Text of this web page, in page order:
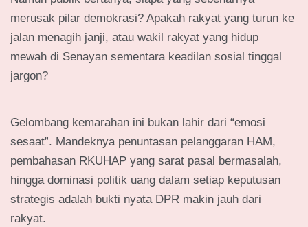
merusak pilar demokrasi? Apakah rakyat yang turun ke
jalan menagih janji, atau wakil rakyat yang hidup
mewah di Senayan sementara keadilan sosial tinggal
jargon?
Gelombang kemarahan ini bukan lahir dari “emosi
sesaat”. Mandeknya penuntasan pelanggaran HAM,
pembahasan RKUHAP yang sarat pasal bermasalah,
hingga dominasi politik uang dalam setiap keputusan
strategis adalah bukti nyata DPR makin jauh dari
rakyat.